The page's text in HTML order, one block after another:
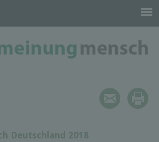
Deutschland 2018